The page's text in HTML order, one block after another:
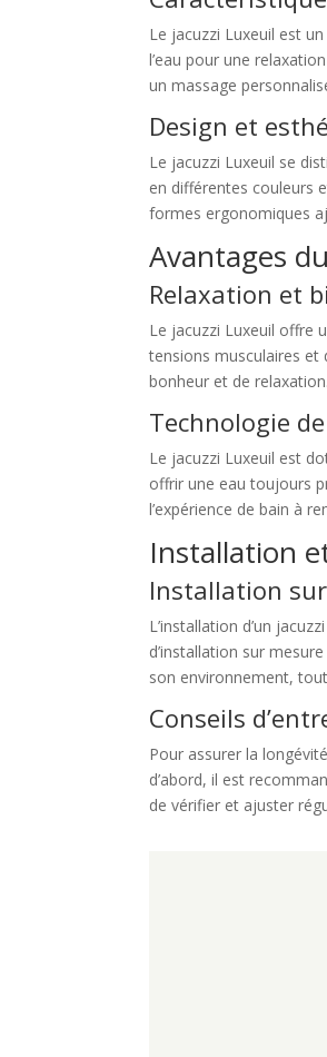
Le jacuzzi Luxeuil est
l’eau pour une
un massage
Design et
Le jacuzzi Luxeuil se
en différentes couleurs
formes ergonomiques
Avantages
Relaxation et
Le jacuzzi Luxeuil offre
tensions musculaires et
bonheur et de relaxation.
Technologie
Le jacuzzi Luxeuil est
offrir une eau toujours
l’expérience de bain à
Installation
Installation
L’installation d’un
d’installation sur
son environnement,
Conseils
Pour assurer la
d’abord, il est
de vérifier et ajuster